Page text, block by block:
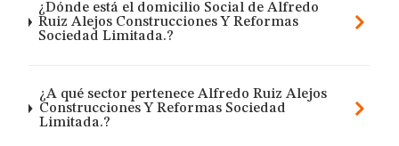
¿Dónde está el domicilio Social de Alfredo
Ruiz Alejos Construcciones Y Reformas
Sociedad Limitada.?
¿A qué sector pertenece Alfredo Ruiz Alejos
Construcciones Y Reformas Sociedad
Limitada.?